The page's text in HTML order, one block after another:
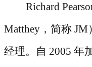
Richard
Matthey，简称
经理。自 2005 年